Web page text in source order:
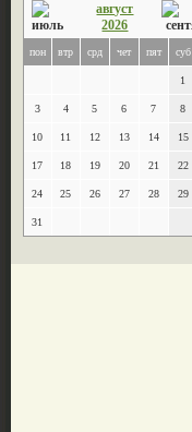
август
2026
пон втр срд чет пят суб
1
3 4 5 6 7 8
10 11 12 13 14 15
17 18 19 20 21 22
24 25 26 27 28 29
31